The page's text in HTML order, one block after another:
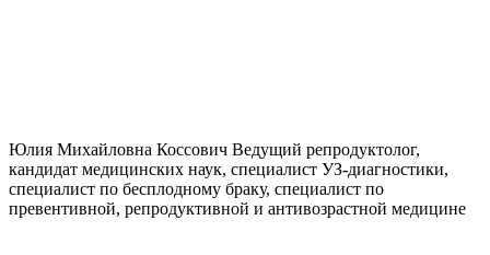
Юлия Михайловна Коссович Ведущий репродуктолог,
кандидат медицинских наук, специалист УЗ-диагностики,
специалист по бесплодному браку, специалист по
превентивной, репродуктивной и антивозрастной медицине